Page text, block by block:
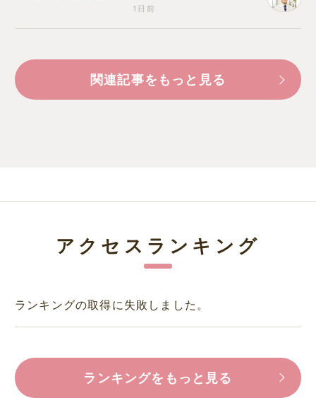
1日前
関連記事をもっと見る
アクセスランキング
ランキングの取得に失敗しました。
ランキングをもっと見る